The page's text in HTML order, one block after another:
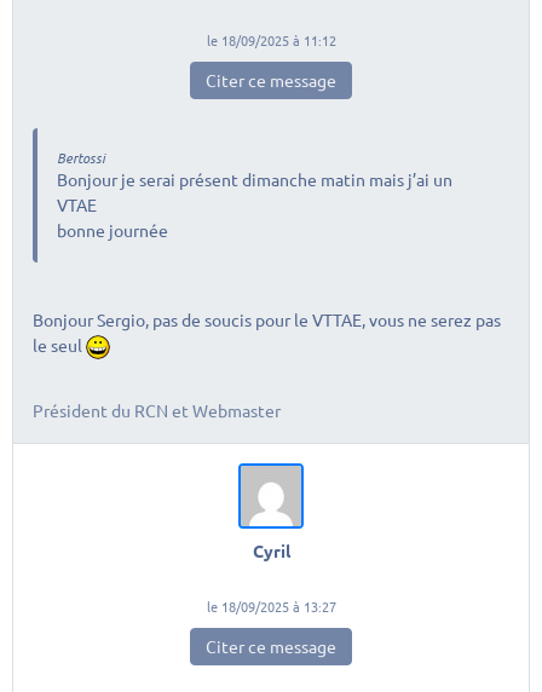
le 18/09/2025 à 11:12
Citer ce message
Bertossi
Bonjour je serai présent dimanche matin mais j’ai un
VTAE
bonne journée
Bonjour Sergio, pas de soucis pour le VTTAE, vous ne serez pas
le seul
Président du RCN et Webmaster
Cyril
le 18/09/2025 à 13:27
Citer ce message